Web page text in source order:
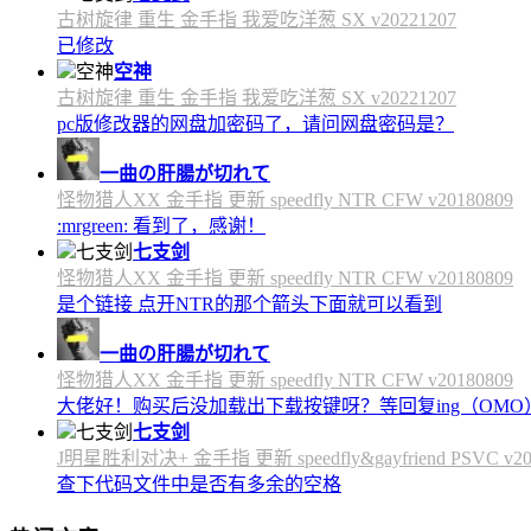
古树旋律 重生 金手指 我爱吃洋葱 SX v20221207
已修改
空神
古树旋律 重生 金手指 我爱吃洋葱 SX v20221207
pc版修改器的网盘加密码了，请问网盘密码是？
一曲の肝腸が切れて
怪物猎人XX 金手指 更新 speedfly NTR CFW v20180809
:mrgreen: 看到了，感谢！
七支剑
怪物猎人XX 金手指 更新 speedfly NTR CFW v20180809
是个链接 点开NTR的那个箭头下面就可以看到
一曲の肝腸が切れて
怪物猎人XX 金手指 更新 speedfly NTR CFW v20180809
大佬好！购买后没加载出下载按键呀？等回复ing（OMO
七支剑
J明星胜利对决+ 金手指 更新 speedfly&gayfriend PSVC
查下代码文件中是否有多余的空格